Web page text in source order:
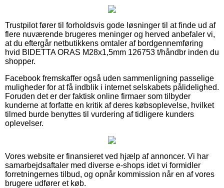
Trustpilot fører til forholdsvis gode løsninger til at finde ud af
flere nuværende brugeres meninger og herved anbefaler vi,
at du eftergår netbutikkens omtaler af bordgennemføring
hvid BIDETTA ORAS M28x1,5mm 126753 t/håndbr inden du
shopper.
Facebook fremskaffer også uden sammenligning passelige
muligheder for at få indblik i internet selskabets pålidelighed.
Foruden det er der faktisk online firmaer som tilbyder
kunderne at forfatte en kritik af deres købsoplevelse, hvilket
tilmed burde benyttes til vurdering af tidligere kunders
oplevelser.
Vores website er finansieret ved hjælp af annoncer. Vi har
samarbejdsaftaler med diverse e-shops idet vi formidler
forretningernes tilbud, og opnår kommission når en af vores
brugere udfører et køb.